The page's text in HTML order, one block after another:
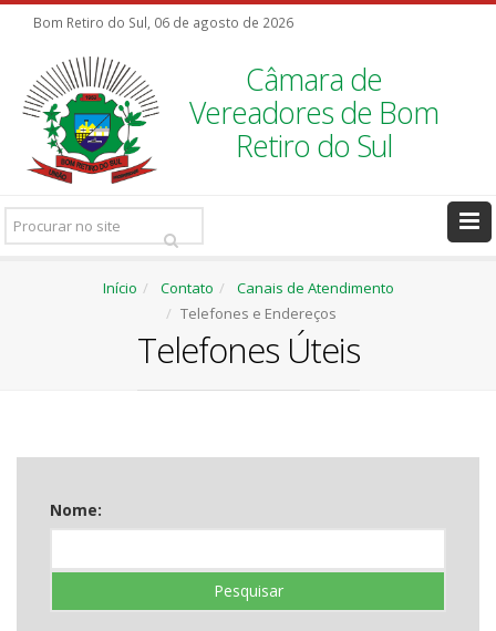
Bom Retiro do Sul, 06 de agosto de 2026
Câmara de
Vereadores de Bom
Retiro do Sul
Pesquisar
Ir
Início Contato
Canais de Atendimento
Telefones e Endereços
Telefones Úteis
Nome:
Pesquisar